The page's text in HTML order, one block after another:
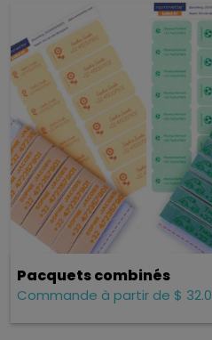
Pacquets combinés
Commande à partir de $ 32.0